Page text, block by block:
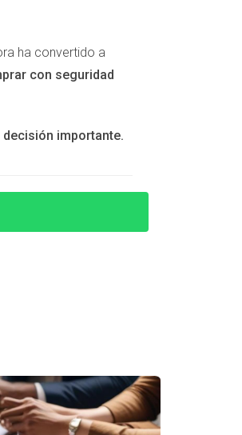
Santana hoy mismo.
ha convertido a
con seguridad
importante.